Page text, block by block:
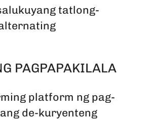
tatlong-
PAGPAPAKILALA
platform ng pag-
de-kuryenteng